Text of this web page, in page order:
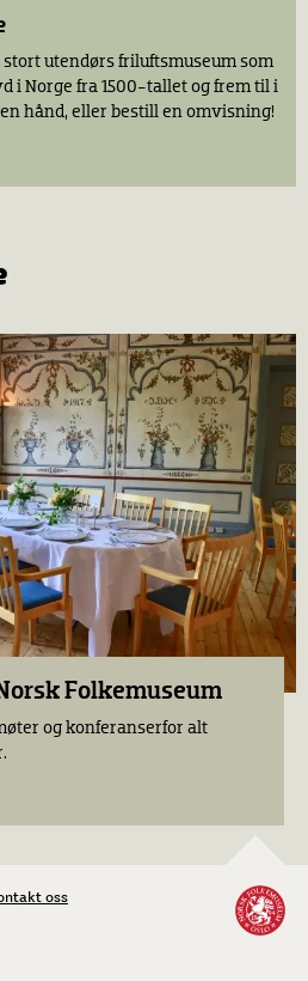
utendørs friluftsmuseum som
i Norge fra 1500-tallet og frem til i
hånd, eller bestill en omvisning!
Folkemuseum
og konferanserfor alt
oss